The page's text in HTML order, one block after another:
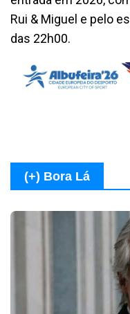
Rui & Miguel e pelo
das 22h00.
(+) Bora Lá